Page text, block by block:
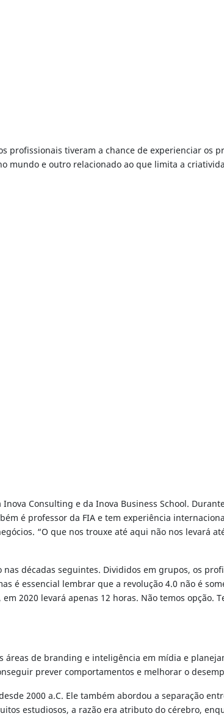
tiveram a chance de experienciar os
e outro relacionado ao que limita a
Inova Consulting e da Inova Business School.
é professor da FIA e tem experiência
“O que nos trouxe até aqui não nos levará
décadas seguintes. Divididos em grupos, os
é essencial lembrar que a revolução 4.0 não é
2020 levará apenas 12 horas. Não temos opção.
de branding e inteligência em mídia e
prever comportamentos e melhorar o
2000 a.C. Ele também abordou a separação
estudiosos, a razão era atributo do cérebro,